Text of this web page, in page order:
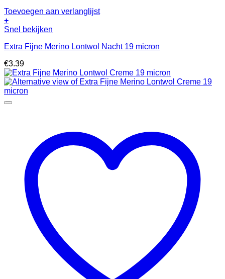
Toevoegen aan verlanglijst
+
Snel bekijken
Extra Fijne Merino Lontwol Nacht 19 micron
€3.39